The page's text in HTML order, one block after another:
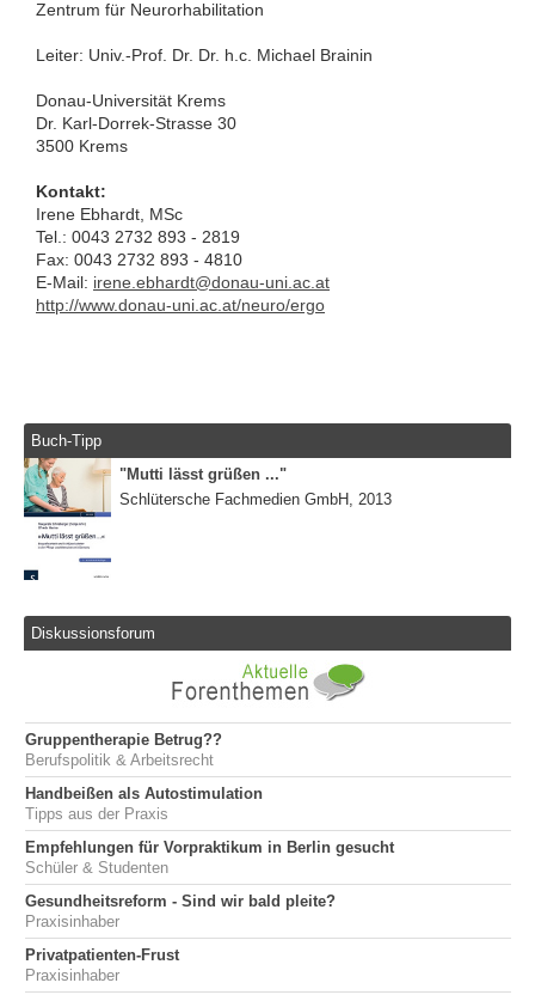
Zentrum für Neurorhabilitation
Leiter: Univ.-Prof. Dr. Dr. h.c. Michael Brainin
Donau-Universität Krems
Dr. Karl-Dorrek-Strasse 30
3500 Krems
Kontakt:
Irene Ebhardt, MSc
Tel.: 0043 2732 893 - 2819
Fax: 0043 2732 893 - 4810
E-Mail: irene.ebhardt@donau-uni.ac.at
http://www.donau-uni.ac.at/neuro/ergo
Buch-Tipp
"Mutti lässt grüßen ..."
Schlütersche Fachmedien GmbH, 2013
Diskussionsforum
Gruppentherapie Betrug??
Berufspolitik & Arbeitsrecht
Handbeißen als Autostimulation
Tipps aus der Praxis
Empfehlungen für Vorpraktikum in Berlin gesucht
Schüler & Studenten
Gesundheitsreform - Sind wir bald pleite?
Praxisinhaber
Privatpatienten-Frust
Praxisinhaber